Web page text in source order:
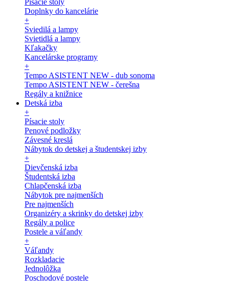
Písacie stoly
Doplnky do kancelárie
+
Sviedilá a lampy
Svietidlá a lampy
Kľakačky
Kancelárske programy
+
Tempo ASISTENT NEW - dub sonoma
Tempo ASISTENT NEW - čerešna
Regály a knižnice
Detská izba
+
Písacie stoly
Penové podložky
Závesné kreslá
Nábytok do detskej a študentskej izby
+
Dievčenská izba
Študentská izba
Chlapčenská izba
Nábytok pre najmenších
Pre najmenších
Organizéry a skrinky do detskej izby
Regály a police
Postele a váľandy
+
Váľandy
Rozkladacie
Jednolôžka
Poschodové postele